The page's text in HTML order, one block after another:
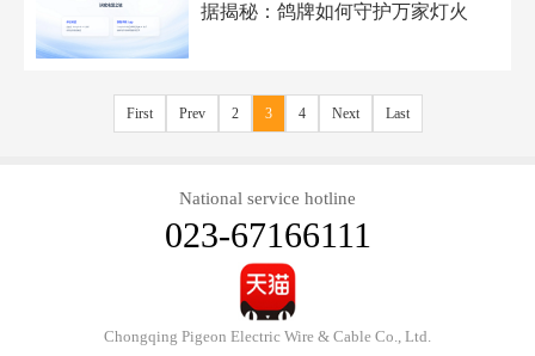
据揭秘：鸽牌如何守护万家灯火
First Prev 2 3 4 Next Last
National service hotline
023-67166111
Chongqing Pigeon Electric Wire & Cable Co., Ltd.